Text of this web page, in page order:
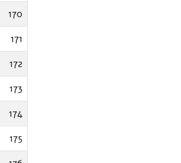
170
171
172
173
174
175